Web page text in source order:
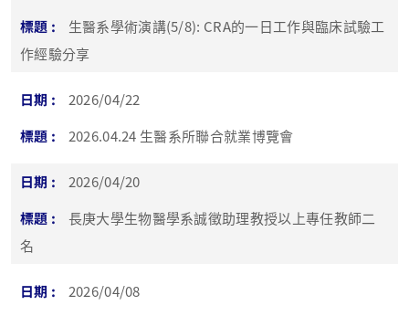
生醫系學術演講(5/8): CRA的⼀⽇工作與臨床試驗工
作經驗分享
2026/04/22
2026.04.24 生醫系所聯合就業博覽會
2026/04/20
長庚大學生物醫學系誠徵助理教授以上專任教師二
名
2026/04/08